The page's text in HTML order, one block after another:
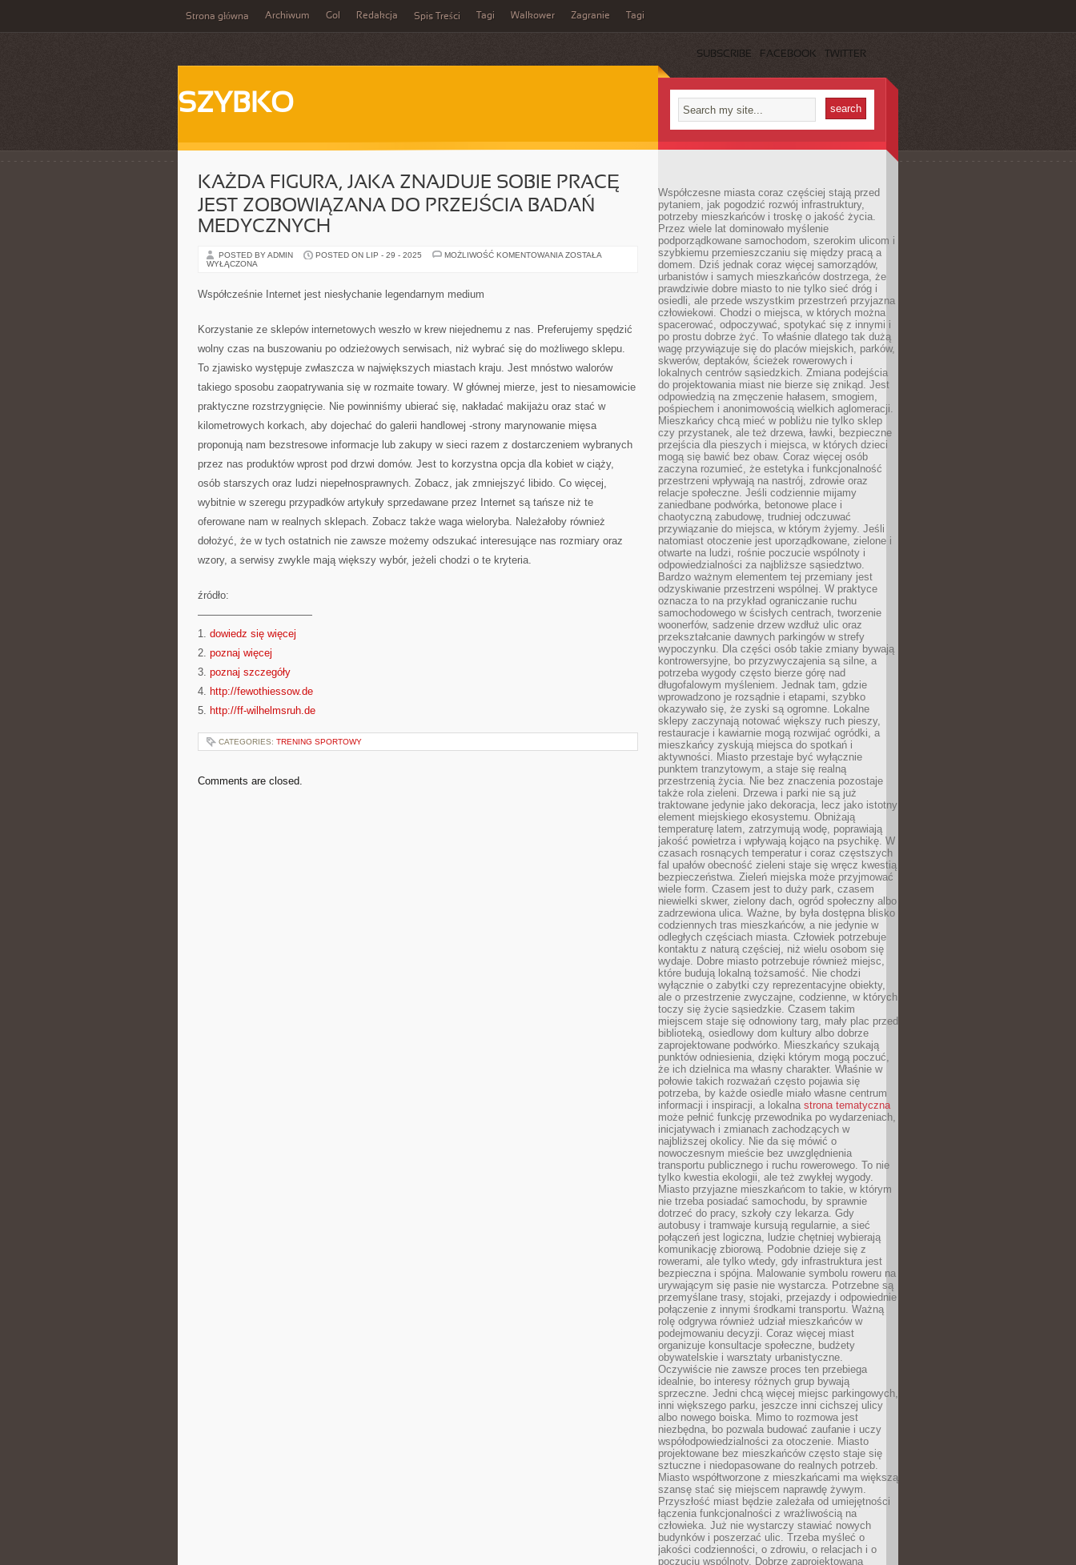
Strona główna Archiwum Gol Redakcja Spis Treści Tagi Walkower Zagranie Tagi
SUBSCRIBE FACEBOOK TWITTER
SZYBKO
KAŻDA FIGURA, JAKA ZNAJDUJE SOBIE PRACĘ
JEST ZOBOWIĄZANA DO PRZEJŚCIA BADAŃ
MEDYCZNYCH
POSTED BY ADMIN POSTED ON LIP - 29 - 2025 MOŻLIWOŚĆ KOMENTOWANIA KAŻDA
DO
PRZEJŚCIA
MEDYCZNYCH
ZOSTAŁA
WYŁĄCZONA
Współcześnie Internet jest niesłychanie legendarnym medium
Korzystanie ze sklepów internetowych weszło w krew niejednemu z nas. Preferujemy spędzić
wolny czas na buszowaniu po odzieżowych serwisach, niż wybrać się do możliwego sklepu.
To zjawisko występuje zwłaszcza w największych miastach kraju. Jest mnóstwo walorów
takiego sposobu zaopatrywania się w rozmaite towary. W głównej mierze, jest to niesamowicie
praktyczne rozstrzygnięcie. Nie powinniśmy ubierać się, nakładać makijażu oraz stać w
kilometrowych korkach, aby dojechać do galerii handlowej -strony marynowanie mięsa
proponują nam bezstresowe informacje lub zakupy w sieci razem z dostarczeniem wybranych
przez nas produktów wprost pod drzwi domów. Jest to korzystna opcja dla kobiet w ciąży,
osób starszych oraz ludzi niepełnosprawnych. Zobacz, jak zmniejszyć libido. Co więcej,
wybitnie w szeregu przypadków artykuły sprzedawane przez Internet są tańsze niż te
oferowane nam w realnych sklepach. Zobacz także waga wieloryba. Należałoby również
dołożyć, że w tych ostatnich nie zawsze możemy odszukać interesujące nas rozmiary oraz
wzory, a serwisy zwykle mają większy wybór, jeżeli chodzi o te kryteria.
źródło:
———————————
1. dowiedz się więcej
2. poznaj więcej
3. poznaj szczegóły
4. http://fewothiessow.de
5. http://ff-wilhelmsruh.de
CATEGORIES: TRENING SPORTOWY
Comments are closed.
Współczesne miasta coraz częściej stają przed
pytaniem, jak pogodzić rozwój infrastruktury,
potrzeby mieszkańców i troskę o jakość życia.
Przez wiele lat dominowało myślenie
podporządkowane samochodom, szerokim ulicom i
szybkiemu przemieszczaniu się między pracą a
domem. Dziś jednak coraz więcej samorządów,
urbanistów i samych mieszkańców dostrzega, że
prawdziwie dobre miasto to nie tylko sieć dróg i
osiedli, ale przede wszystkim przestrzeń przyjazna
człowiekowi. Chodzi o miejsca, w których można
spacerować, odpoczywać, spotykać się z innymi i
po prostu dobrze żyć. To właśnie dlatego tak dużą
wagę przywiązuje się do placów miejskich, parków,
skwerów, deptaków, ścieżek rowerowych i
lokalnych centrów sąsiedzkich. Zmiana podejścia
do projektowania miast nie bierze się znikąd. Jest
odpowiedzią na zmęczenie hałasem, smogiem,
pośpiechem i anonimowością wielkich aglomeracji.
Mieszkańcy chcą mieć w pobliżu nie tylko sklep
czy przystanek, ale też drzewa, ławki, bezpieczne
przejścia dla pieszych i miejsca, w których dzieci
mogą się bawić bez obaw. Coraz więcej osób
zaczyna rozumieć, że estetyka i funkcjonalność
przestrzeni wpływają na nastrój, zdrowie oraz
relacje społeczne. Jeśli codziennie mijamy
zaniedbane podwórka, betonowe place i
chaotyczną zabudowę, trudniej odczuwać
przywiązanie do miejsca, w którym żyjemy. Jeśli
natomiast otoczenie jest uporządkowane, zielone i
otwarte na ludzi, rośnie poczucie wspólnoty i
odpowiedzialności za najbliższe sąsiedztwo.
Bardzo ważnym elementem tej przemiany jest
odzyskiwanie przestrzeni wspólnej. W praktyce
oznacza to na przykład ograniczanie ruchu
samochodowego w ścisłych centrach, tworzenie
woonerfów, sadzenie drzew wzdłuż ulic oraz
przekształcanie dawnych parkingów w strefy
wypoczynku. Dla części osób takie zmiany bywają
kontrowersyjne, bo przyzwyczajenia są silne, a
potrzeba wygody często bierze górę nad
długofalowym myśleniem. Jednak tam, gdzie
wprowadzono je rozsądnie i etapami, szybko
okazywało się, że zyski są ogromne. Lokalne
sklepy zaczynają notować większy ruch pieszy,
restauracje i kawiarnie mogą rozwijać ogródki, a
mieszkańcy zyskują miejsca do spotkań i
aktywności. Miasto przestaje być wyłącznie
punktem tranzytowym, a staje się realną
przestrzenią życia. Nie bez znaczenia pozostaje
także rola zieleni. Drzewa i parki nie są już
traktowane jedynie jako dekoracja, lecz jako istotny
element miejskiego ekosystemu. Obniżają
temperaturę latem, zatrzymują wodę, poprawiają
jakość powietrza i wpływają kojąco na psychikę. W
czasach rosnących temperatur i coraz częstszych
fal upałów obecność zieleni staje się wręcz kwestią
bezpieczeństwa. Zieleń miejska może przyjmować
wiele form. Czasem jest to duży park, czasem
niewielki skwer, zielony dach, ogród społeczny albo
zadrzewiona ulica. Ważne, by była dostępna blisko
codziennych tras mieszkańców, a nie jedynie w
odległych częściach miasta. Człowiek potrzebuje
kontaktu z naturą częściej, niż wielu osobom się
wydaje. Dobre miasto potrzebuje również miejsc,
które budują lokalną tożsamość. Nie chodzi
wyłącznie o zabytki czy reprezentacyjne obiekty,
ale o przestrzenie zwyczajne, codzienne, w których
toczy się życie sąsiedzkie. Czasem takim
miejscem staje się odnowiony targ, mały plac przed
biblioteką, osiedlowy dom kultury albo dobrze
zaprojektowane podwórko. Mieszkańcy szukają
punktów odniesienia, dzięki którym mogą poczuć,
że ich dzielnica ma własny charakter. Właśnie w
połowie takich rozważań często pojawia się
potrzeba, by każde osiedle miało własne centrum
informacji i inspiracji, a lokalna strona tematyczna
może pełnić funkcję przewodnika po wydarzeniach,
inicjatywach i zmianach zachodzących w
najbliższej okolicy. Nie da się mówić o
nowoczesnym mieście bez uwzględnienia
transportu publicznego i ruchu rowerowego. To nie
tylko kwestia ekologii, ale też zwykłej wygody.
Miasto przyjazne mieszkańcom to takie, w którym
nie trzeba posiadać samochodu, by sprawnie
dotrzeć do pracy, szkoły czy lekarza. Gdy
autobusy i tramwaje kursują regularnie, a sieć
połączeń jest logiczna, ludzie chętniej wybierają
komunikację zbiorową. Podobnie dzieje się z
rowerami, ale tylko wtedy, gdy infrastruktura jest
bezpieczna i spójna. Malowanie symbolu roweru na
urywającym się pasie nie wystarcza. Potrzebne są
przemyślane trasy, stojaki, przejazdy i odpowiednie
połączenie z innymi środkami transportu. Ważną
rolę odgrywa również udział mieszkańców w
podejmowaniu decyzji. Coraz więcej miast
organizuje konsultacje społeczne, budżety
obywatelskie i warsztaty urbanistyczne.
Oczywiście nie zawsze proces ten przebiega
idealnie, bo interesy różnych grup bywają
sprzeczne. Jedni chcą więcej miejsc parkingowych,
inni większego parku, jeszcze inni cichszej ulicy
albo nowego boiska. Mimo to rozmowa jest
niezbędna, bo pozwala budować zaufanie i uczy
współodpowiedzialności za otoczenie. Miasto
projektowane bez mieszkańców często staje się
sztuczne i niedopasowane do realnych potrzeb.
Miasto współtworzone z mieszkańcami ma większą
szansę stać się miejscem naprawdę żywym.
Przyszłość miast będzie zależała od umiejętności
łączenia funkcjonalności z wrażliwością na
człowieka. Już nie wystarczy stawiać nowych
budynków i poszerzać ulic. Trzeba myśleć o
jakości codzienności, o zdrowiu, o relacjach i o
poczuciu wspólnoty. Dobrze zaprojektowana